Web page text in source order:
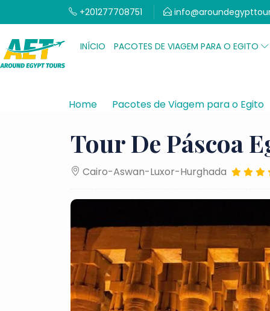
+201277708751
INÍCIO PACOTES DE VIAGEM PARA O EGITO
Home Pacotes de Viagem para o Egito
Tour De Páscoa
Cairo-Aswan-Luxor-Hurghada